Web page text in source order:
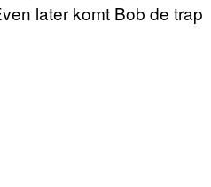
later komt Bob de trap